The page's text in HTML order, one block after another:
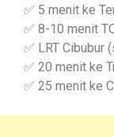
✅ 5 menit ke
✅ 8-10 menit
✅ LRT Cibubur
✅ 20 menit ke
✅ 25 menit ke